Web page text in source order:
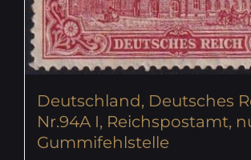
Deutschland, Deutsches
Nr.94A I, Reichspostamt,
Gummifehlstelle